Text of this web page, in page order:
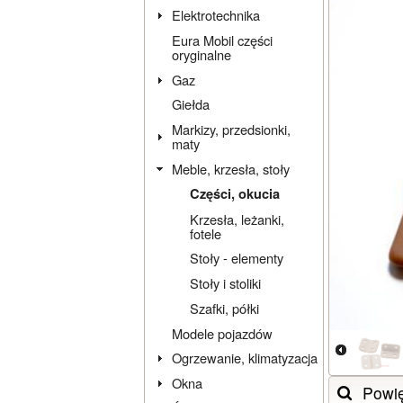
Elektrotechnika
Eura Mobil części
oryginalne
Gaz
Giełda
Markizy, przedsionki,
maty
Meble, krzesła, stoły
Części, okucia
Krzesła, leżanki,
fotele
Stoły - elementy
Stoły i stoliki
Szafki, półki
Modele pojazdów
Ogrzewanie, klimatyzacja
Okna